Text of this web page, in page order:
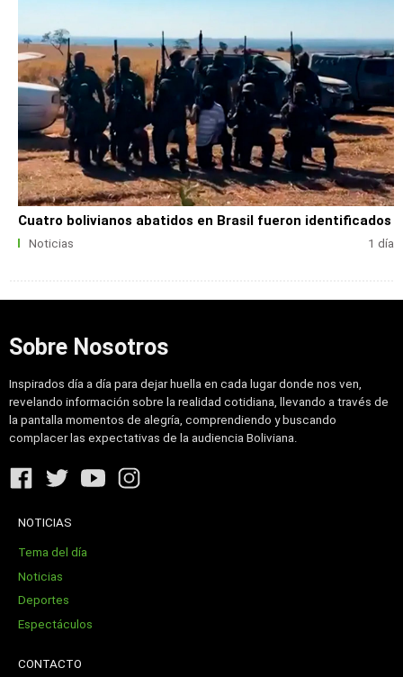
Cuatro bolivianos abatidos en Brasil fueron identificados
Noticias 1 día
Sobre Nosotros
Inspirados día a día para dejar huella en cada lugar donde nos ven,
revelando información sobre la realidad cotidiana, llevando a través de
la pantalla momentos de alegría, comprendiendo y buscando
complacer las expectativas de la audiencia Boliviana.
NOTICIAS
Tema del día
Noticias
Deportes
Espectáculos
CONTACTO